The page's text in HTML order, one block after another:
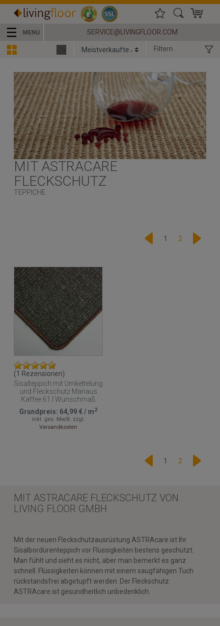
☰ MENU SERVICE@LIVINGFLOOR.COM
Filtern
MIT ASTRACARE
FLECKSCHUTZ
TEPPICHE
1 2
(1 Rezensionen)
Sisalteppich mit Umkettelung
und Fleckschutz Manaus
Kaffee 61 | Wunschmaß
Grundpreis: 64,99 €/ m2
inkl. ges. MwSt. zzgl.
Versandkosten
1 2
MIT ASTRACARE FLECKSCHUTZ VON
LIVING FLOOR GMBH
Mit der neuen Fleckschutzausrüstung ASTRAcare ist Ihr
Sisalbordürenteppich vor Flüssigkeiten bestens geschützt.
Man fühlt und sieht es nicht, aber man bemerkt es ganz
schnell. Flüssigkeiten können mit einem saugfähigen Tuch
rückstandsfrei abgetupft werden. Der Fleckschutz
ASTRAcare ist gesundheitlich unbedenklich.